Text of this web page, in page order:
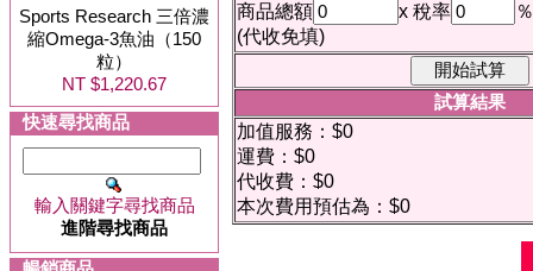
Sports Research 三倍濃
縮Omega-3魚油（150
粒）
NT $1,220.67
快速尋找商品
輸入關鍵字尋找商品
進階尋找商品
商品總額
x 稅率
％
(代收免填)
試算結果
加值服務：$0
運費：$0
代收費：$0
本次費用預估為：$0